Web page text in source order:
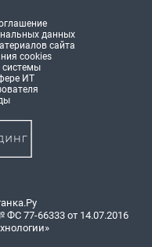
данных
сайта
cookies
системы
ИТ
77-66333 от 14.07.2016